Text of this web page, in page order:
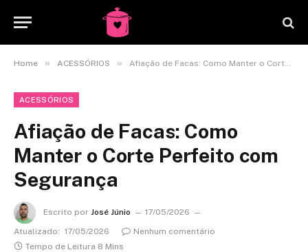
Home » ACESSÓRIOS » Afiação de Facas: Como Manter o Corte Perfeito com Segurança
ACESSÓRIOS
Afiação de Facas: Como
Manter o Corte Perfeito com
Segurança
Escrito por José Júnio
17/05/2026
Atualizado: 17/05/2026
Nenhum comentário
Tempo de Leitura 8 Mins